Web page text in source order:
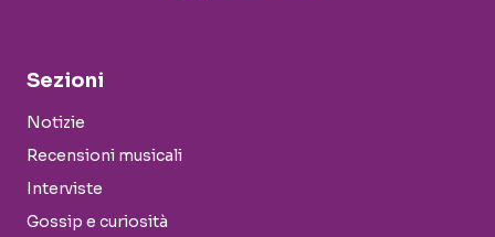
Sezioni
Notizie
Recensioni musicali
Interviste
Gossip e curiosità